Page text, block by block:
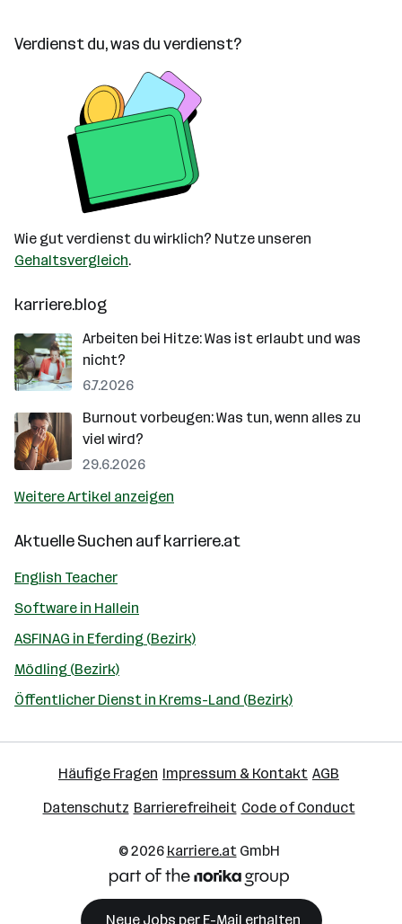
Verdienst du, was du verdienst?
Wie gut verdienst du wirklich? Nutze unseren
Gehaltsvergleich.
karriere.blog
Arbeiten bei Hitze: Was ist erlaubt und was
nicht?
6.7.2026
Burnout vorbeugen: Was tun, wenn alles zu
viel wird?
29.6.2026
Weitere Artikel anzeigen
Aktuelle Suchen aufkarriere.at
English Teacher
Software in Hallein
ASFINAG in Eferding (Bezirk)
Mödling (Bezirk)
Öffentlicher Dienst in Krems-Land (Bezirk)
Häufige Fragen Impressum & Kontakt AGB
Datenschutz Barrierefreiheit Code of Conduct
© 2026 karriere.atGmbH
Neue Jobs per E-Mail erhalten